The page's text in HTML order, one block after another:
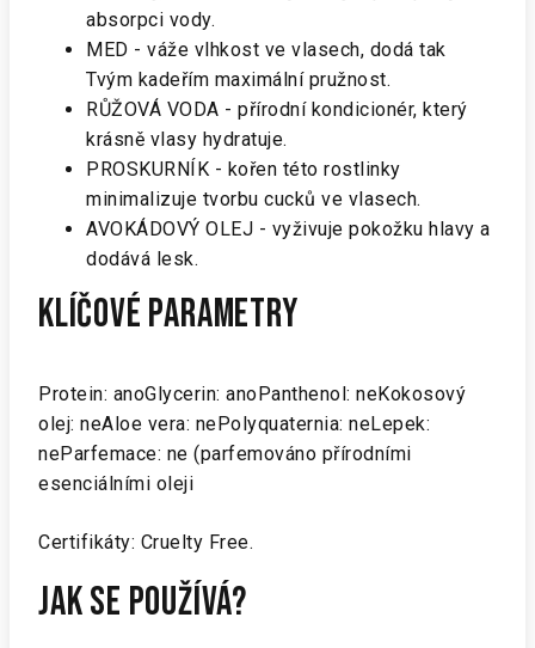
absorpci vody.
MED - váže vlhkost ve vlasech, dodá tak
Tvým kadeřím maximální pružnost.
RŮŽOVÁ VODA - přírodní kondicionér, který
krásně vlasy hydratuje.
PROSKURNÍK - kořen této rostlinky
minimalizuje tvorbu cucků ve vlasech.
AVOKÁDOVÝ OLEJ - vyživuje pokožku hlavy a
dodává lesk.
KLÍČOVÉ PARAMETRY
Protein: anoGlycerin: anoPanthenol: neKokosový
olej: neAloe vera: nePolyquaternia: neLepek:
neParfemace: ne (parfemováno přírodními
esenciálními oleji
Certifikáty: Cruelty Free.
JAK SE POUŽÍVÁ?